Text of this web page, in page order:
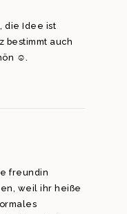
die Idee ist
bestimmt auch
☺.
freundin
weil ihr heiße